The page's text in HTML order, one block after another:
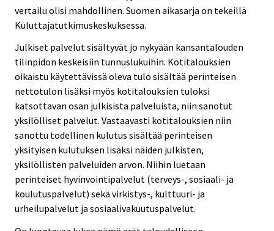
vertailu olisi mahdollinen. Suomen aikasarja on tekeillä
Kuluttajatutkimuskeskuksessa.
Julkiset palvelut sisältyvät jo nykyään kansantalouden
tilinpidon keskeisiin tunnuslukuihin. Kotitalouksien
oikaistu käytettävissä oleva tulo sisältää perinteisen
nettotulon lisäksi myös kotitalouksien tuloksi
katsottavan osan julkisista palveluista, niin sanotut
yksilölliset palvelut. Vastaavasti kotitalouksien niin
sanottu todellinen kulutus sisältää perinteisen
yksityisen kulutuksen lisäksi näiden julkisten,
yksilöllisten palveluiden arvon. Niihin luetaan
perinteiset hyvinvointipalvelut (terveys-, sosiaali- ja
koulutuspalvelut) sekä virkistys-, kulttuuri- ja
urheilupalvelut ja sosiaalivakuutuspalvelut.